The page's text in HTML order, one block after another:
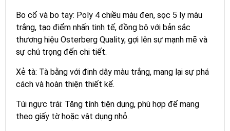
Bo cổ và bo tay: Poly 4 chiều màu đen, sọc 5 ly màu
trắng, tạo điểm nhấn tinh tế, đồng bộ với bản sắc
thương hiệu Osterberg Quality, gợi lên sự mạnh mẽ và
sự chú trọng đến chi tiết.
Xẻ tà: Tà bằng với đinh dây màu trắng, mang lại sự phá
cách và hoàn thiện thiết kế.
Túi ngực trái: Tăng tính tiện dụng, phù hợp để mang
theo giấy tờ hoặc vật dụng nhỏ.